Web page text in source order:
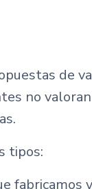
de
no
tipos:
fabricamos